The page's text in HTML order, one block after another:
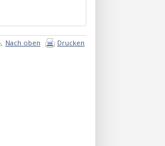
Nach oben Drucken